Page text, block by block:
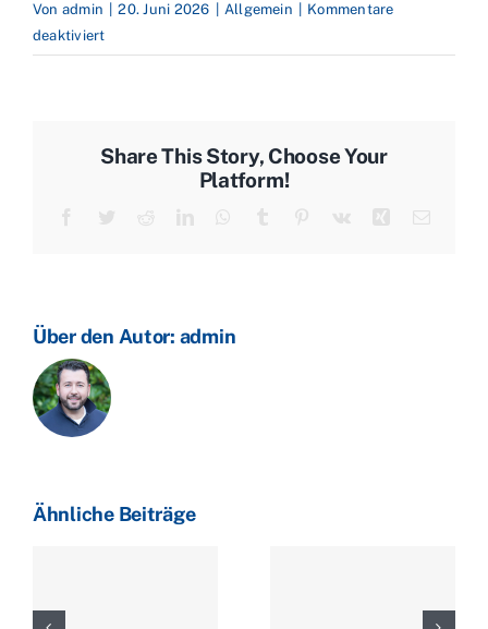
Von admin 20. Juni 2026 Allgemein
Kommentare
deaktiviertfür
Zweite
zwischen
steigen
leicht
an
Share This Story, Choose Your
Platform!
Über den Autor: admin
Ähnliche Beiträge